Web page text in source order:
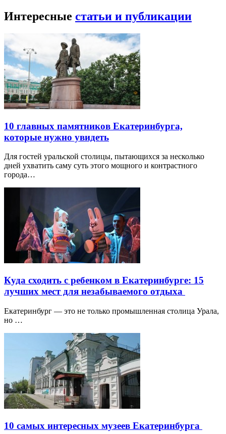
Интересные статьи и публикации
10 главных памятников Екатеринбурга,
которые нужно увидеть
Для гостей уральской столицы, пытающихся за несколько
дней ухватить саму суть этого мощного и контрастного
города…
Куда сходить с ребенком в Екатеринбурге: 15
лучших мест для незабываемого отдыха
Екатеринбург — это не только промышленная столица Урала,
но …
10 самых интересных музеев Екатеринбурга